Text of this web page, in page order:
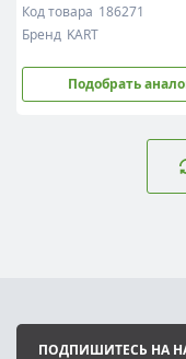
Код товара 186271
Бренд KART
Подобрать
ПОДПИШИТЕСЬ НА